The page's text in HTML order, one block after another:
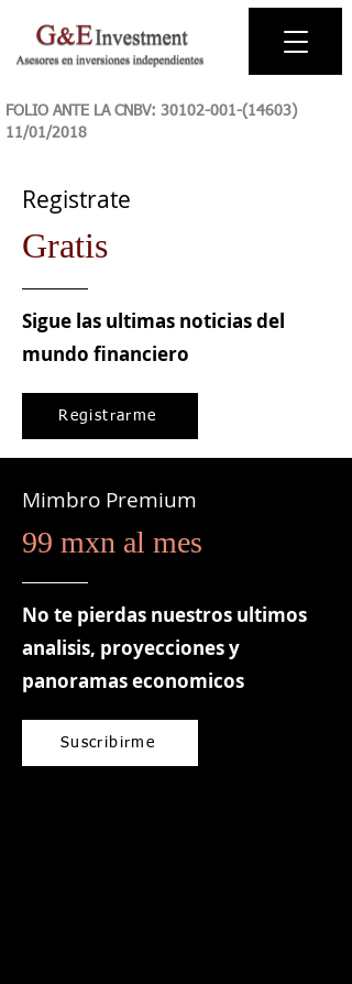
FOLIO ANTE LA CNBV: 30102-001-(14603)
11/01/2018
Registrate
Gratis
Sigue las ultimas noticias del
mundo financiero
Registrarme
Mimbro Premium
99 mxn al mes
No te pierdas nuestros ultimos
analisis, proyecciones y
panoramas economicos
Suscribirme